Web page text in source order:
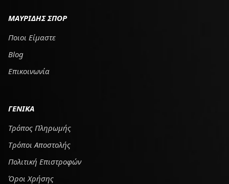
ΜΑΥΡΙΔΗΣ ΣΠΟΡ
Ποιοι Είμαστε
Blog
Επικοινωνία
ΓΕΝΙΚΑ
Τρόπος Πληρωμής
Tρόποι Αποστολής
Πολιτική Επιστροφών
Όροι Χρήσης